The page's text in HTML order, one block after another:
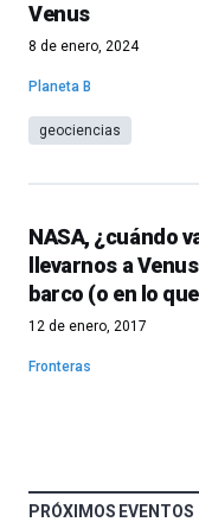
Venus
8 de enero, 2024
Planeta B
geociencias
NASA, ¿cuándo
llevarnos a
barco (o en lo
12 de enero, 2017
Fronteras
PRÓXIMOS EVENTOS